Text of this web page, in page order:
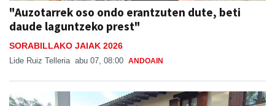
"Auzotarrek oso ondo erantzuten dute, beti
daude laguntzeko prest"
SORABILLAKO JAIAK 2026
Lide Ruiz Telleria abu 07, 08:00 ANDOAIN